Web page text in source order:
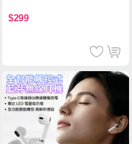
$299